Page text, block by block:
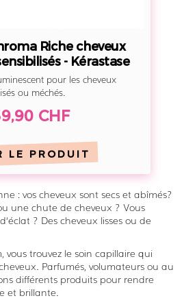
c
h
e
c
h
e
v
e
u
x
o
l
o
Riche cheveux
- Kérastase
pour les cheveux
ou méchés.
CHF
LE PRODUIT
: vos cheveux sont secs et abîmés?
une chute de cheveux ? Vous
? Des cheveux lisses ou de
vous trouvez le soin capillaire qui
Parfumés, volumateurs ou au
différents produits pour rendre
et brillante.